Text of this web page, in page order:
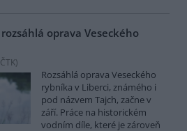
oprava Veseckého
ČTK)
Rozsáhlá oprava Veseckého
rybníka v Liberci, známého i
pod názvem Tajch, začne v
září. Práce na historickém
vodním díle, které je zároveň